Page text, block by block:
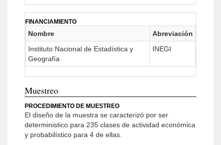
FINANCIAMIENTO
Nombre
Abreviación
Instituto Nacional de Estadística y
Geografía
INEGI
Muestreo
PROCEDIMIENTO DE MUESTREO
El diseño de la muestra se caracterizó por ser
deterministico para 235 clases de actividad económica
y probabilístico para 4 de ellas.